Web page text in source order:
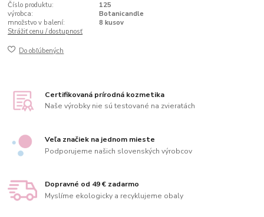
Číslo produktu:
125
výrobca:
Botanicandle
množstvo v balení:
8 kusov
Strážiť cenu / dostupnosť
Do obľúbených
Certifikovaná prírodná kozmetika
Naše výrobky nie sú testované na zvieratách
Veľa značiek na jednom mieste
Podporujeme našich slovenských výrobcov
Dopravné od 49 € zadarmo
Myslíme ekologicky a recyklujeme obaly